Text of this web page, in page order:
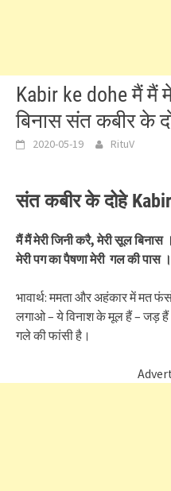
Kabir ke dohe मैं मैं
बिनास संत कबीर के
2020-05-19 RituV
संत कबीर के दोहे
मैं मैं मेरी जिनी करै, मेरी सूल बिनास ।
मेरी पग का पैषणा मेरी गल की पास ।
भावार्थ: ममता और अहंकार में मत
लगाओ – ये विनाश के मूल हैं – जड़ हैं
गले की फांसी है।